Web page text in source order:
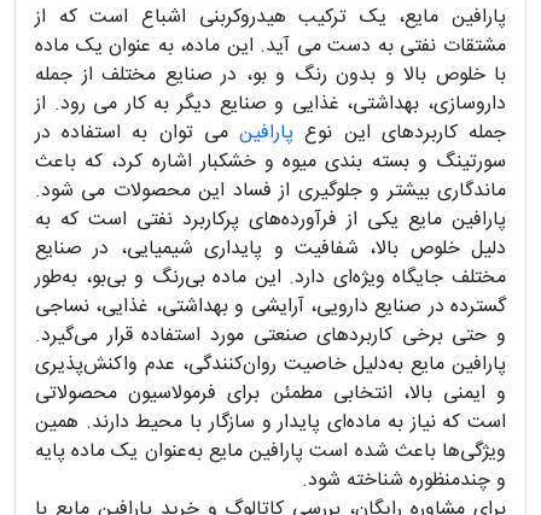
پارافین مایع، یک ترکیب هیدروکربنی اشباع است که از
مشتقات نفتی به دست می‌ آید. این ماده، به عنوان یک ماده
با خلوص بالا و بدون رنگ و بو، در صنایع مختلف از جمله
داروسازی، بهداشتی، غذایی و صنایع دیگر به کار می‌ رود. از
جمله کاربردهای این نوع پارافینمی‌ توان به استفاده در
سورتینگ و بسته‌ بندی میوه و خشکبار اشاره کرد، که باعث
ماندگاری بیشتر و جلوگیری از فساد این محصولات می‌ شود.
پارافین مایع یکی از فرآورده‌های پرکاربرد نفتی است که به
دلیل خلوص بالا، شفافیت و پایداری شیمیایی، در صنایع
مختلف جایگاه ویژه‌ای دارد. این ماده بی‌رنگ و بی‌بو، به‌طور
گسترده در صنایع دارویی، آرایشی و بهداشتی، غذایی، نساجی
و حتی برخی کاربردهای صنعتی مورد استفاده قرار می‌گیرد.
پارافین مایع به‌دلیل خاصیت روان‌کنندگی، عدم واکنش‌پذیری
و ایمنی بالا، انتخابی مطمئن برای فرمولاسیون محصولاتی
است که نیاز به ماده‌ای پایدار و سازگار با محیط دارند. همین
ویژگی‌ها باعث شده است پارافین مایع به‌عنوان یک ماده پایه
و چندمنظوره شناخته شود.